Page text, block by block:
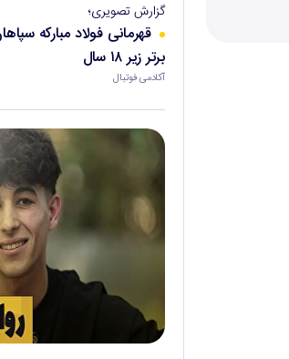
گزارش تصویری؛
قهرمانی فولاد مبارکه
برتر زیر ۱۸ سال
آکادمی فوتبال